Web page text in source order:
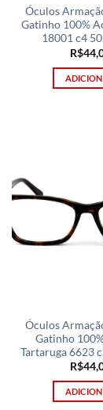
Óculos
Gatinho 100%
18001 c4
R$
Óculos
Gatinho
Tartaruga 6623
R$